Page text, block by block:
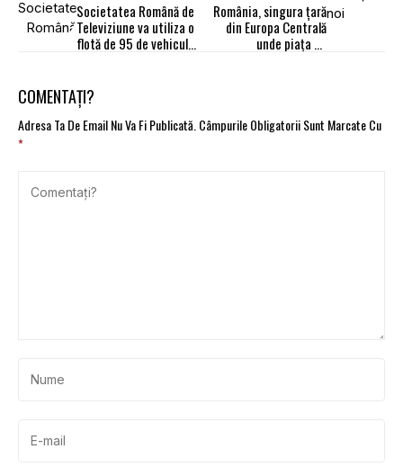
Societatea Română de
Televiziune va utiliza o
flotă de 95 de vehicule
România, singura ţară
din Europa Centrală
unde piaţa de
COMENTAȚI?
Adresa Ta De Email Nu Va Fi Publicată.Câmpurile Obligatorii Sunt Marcate Cu
*